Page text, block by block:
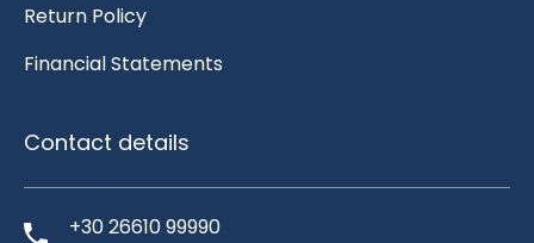
Return Policy
Financial Statements
Contact details
+30 26610 99990